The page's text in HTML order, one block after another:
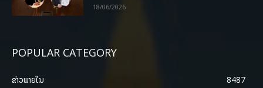
18/06/2026
POPULAR CATEGORY
ຂ່າວພາຍ​ໃນ
8487